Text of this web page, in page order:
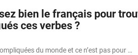
bien le français pour
ces verbes ?
du monde et ce n’est pas pour …